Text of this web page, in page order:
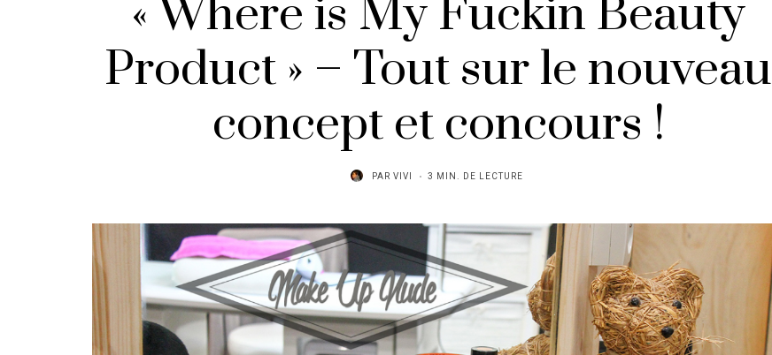
« Where is My Fuckin Beauty
Product » – Tout sur le nouveau
concept et concours !
PAR VIVI 3 MIN. DE LECTURE